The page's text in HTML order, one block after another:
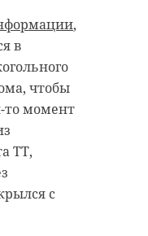
,
в
чтобы
то момент
ТТ,
с
уже
защиты
уже
с
от 10
ночью
будут
секунду.
все
+4 до